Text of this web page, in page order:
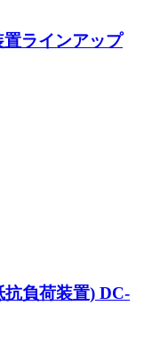
ラインアップ
抗負荷装置) DC-